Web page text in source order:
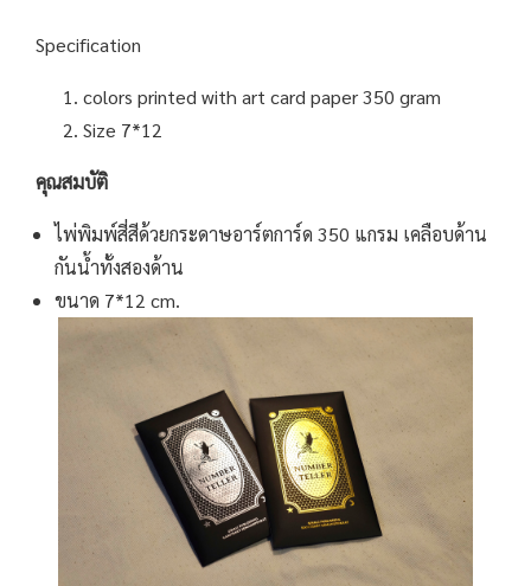
Specification
colors printed with art card paper 350 gram
Size 7*12
คุณสมบัติ
ไพ่พิมพ์สี่สีด้วยกระดาษอาร์ตการ์ด 350 แกรม เคลือบด้าน
กันน้ำทั้งสองด้าน
ขนาด 7*12 cm.